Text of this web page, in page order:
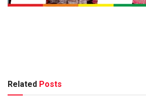
Related Posts